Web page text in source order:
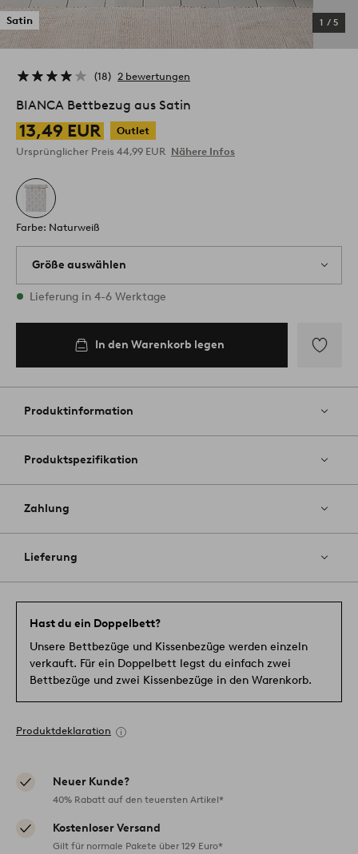
Satin 1 / 5
18 2 bewertungen
BIANCA Bettbezug aus Satin
13,49 EUR
Outlet
Ursprünglicher Preis 44,99 EUR Nähere Infos
Farbe: Naturweiß
Größe auswählen
1 Größen vorrätig
Lieferung in 4-6 Werktage
In den Warenkorb legen
Favoriten
Produktinformation
Produktspezifikation
Zahlung
Lieferung
Hast du ein Doppelbett?
Unsere Bettbezüge und Kissenbezüge werden einzeln
verkauft. Für ein Doppelbett legst du einfach zwei
Bettbezüge und zwei Kissenbezüge in den Warenkorb.
Produktdeklaration
Neuer Kunde?
40% Rabatt auf den teuersten Artikel*
Kostenloser Versand
Gilt für normale Pakete über 129 Euro*